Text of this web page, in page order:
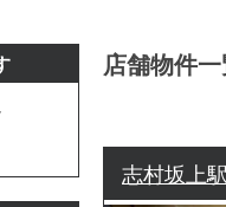
店舗物件
志村坂上